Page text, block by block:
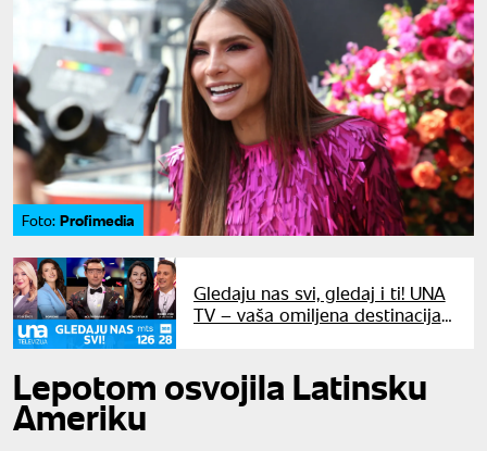
Foto: Profimedia
Gledaju nas svi, gledaj i ti! UNA
TV – vaša omiljena destinacija
Lepotom osvojila Latinsku
Ameriku